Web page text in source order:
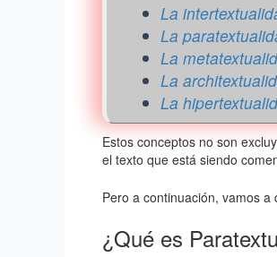
La
La
La
La
La
Estos conceptos no son
el texto que está siendo
Pero a continuación, vamos
¿Qué es